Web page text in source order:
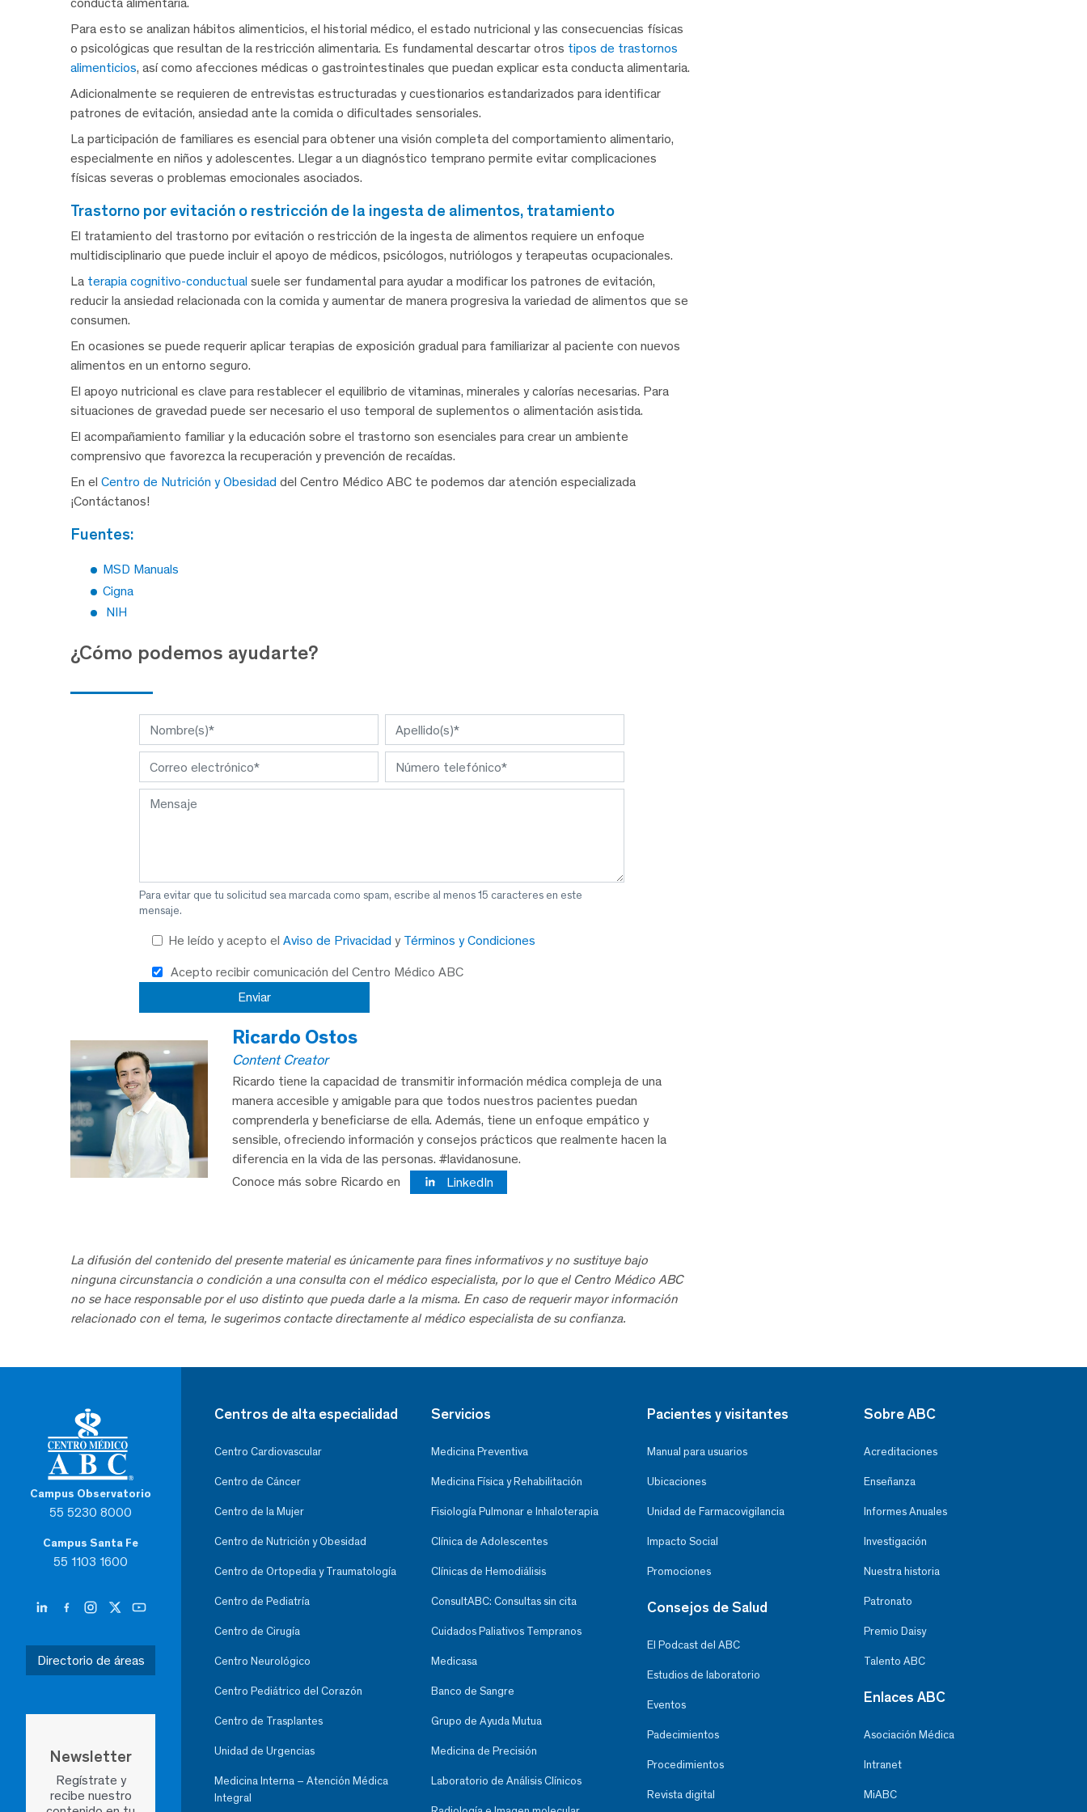
conducta alimentaria.
Para esto se analizan hábitos alimenticios, el historial médico, el estado nutricional y las consecuencias físicas
o psicológicas que resultan de la restricción alimentaria. Es fundamental descartar otros tipos de trastornos
alimenticios, así como afecciones médicas o gastrointestinales que puedan explicar esta conducta alimentaria.
Adicionalmente se requieren de entrevistas estructuradas y cuestionarios estandarizados para identificar
patrones de evitación, ansiedad ante la comida o dificultades sensoriales.
La participación de familiares es esencial para obtener una visión completa del comportamiento alimentario,
especialmente en niños y adolescentes. Llegar a un diagnóstico temprano permite evitar complicaciones
físicas severas o problemas emocionales asociados.
trastorno por evitación o restricción de la ingesta de alimentos, tratamiento
El tratamiento del trastorno por evitación o restricción de la ingesta de alimentos requiere un enfoque
multidisciplinario que puede incluir el apoyo de médicos, psicólogos, nutriólogos y terapeutas ocupacionales.
La terapia cognitivo-conductual suele ser fundamental para ayudar a modificar los patrones de evitación,
reducir la ansiedad relacionada con la comida y aumentar de manera progresiva la variedad de alimentos que se
consumen.
En ocasiones se puede requerir aplicar terapias de exposición gradual para familiarizar al paciente con nuevos
alimentos en un entorno seguro.
El apoyo nutricional es clave para restablecer el equilibrio de vitaminas, minerales y calorías necesarias. Para
situaciones de gravedad puede ser necesario el uso temporal de suplementos o alimentación asistida.
El acompañamiento familiar y la educación sobre el trastorno son esenciales para crear un ambiente
comprensivo que favorezca la recuperación y prevención de recaídas.
En el Centro de Nutrición y Obesidad del Centro Médico ABC te podemos dar atención especializada
¡Contáctanos!
fuentes:
MSD Manuals
Cigna
NIH
¿Cómo podemos ayudarte?
Para evitar que tu solicitud sea marcada como spam, escribe al menos 15 caracteres en este
mensaje.
He leído y acepto el Aviso de Privacidad y Términos y Condiciones
Acepto recibir comunicación del Centro Médico ABC
Ricardo Ostos
Content Creator
Ricardo tiene la capacidad de transmitir información médica compleja de una
manera accesible y amigable para que todos nuestros pacientes puedan
comprenderla y beneficiarse de ella. Además, tiene un enfoque empático y
sensible, ofreciendo información y consejos prácticos que realmente hacen la
diferencia en la vida de las personas. #lavidanosune.
Conoce más sobre Ricardo en
LinkedIn
La difusión del contenido del presente material es únicamente para fines informativos y no sustituye bajo
ninguna circunstancia o condición a una consulta con el médico especialista, por lo que el Centro Médico ABC
no se hace responsable por el uso distinto que pueda darle a la misma. En caso de requerir mayor información
relacionado con el tema, le sugerimos contacte directamente al médico especialista de su confianza.
Campus Observatorio
55 5230 8000
Campus Santa Fe
55 1103 1600
Directorio de áreas
Newsletter
Regístrate y
recibe nuestro
Centros de alta especialidad
Centro Cardiovascular
Centro de Cáncer
Centro de la Mujer
Centro de Nutrición y Obesidad
Centro de Ortopedia y Traumatología
Centro de Pediatría
Centro de Cirugía
Centro Neurológico
Centro Pediátrico del Corazón
Centro de Trasplantes
Unidad de Urgencias
Medicina Interna – Atención Médica
Integral
Servicios
Medicina Preventiva
Medicina Física y Rehabilitación
Fisiología Pulmonar e Inhaloterapia
Clínica de Adolescentes
Clínicas de Hemodiálisis
ConsultABC: Consultas sin cita
Cuidados Paliativos Tempranos
Medicasa
Banco de Sangre
Grupo de Ayuda Mutua
Medicina de Precisión
Laboratorio de Análisis Clínicos
Pacientes y visitantes
Manual para usuarios
Ubicaciones
Unidad de Farmacovigilancia
Impacto Social
Promociones
Consejos de Salud
El Podcast del ABC
Estudios de laboratorio
Eventos
Padecimientos
Procedimientos
Revista digital
Sobre ABC
Acreditaciones
Enseñanza
Informes Anuales
Investigación
Nuestra historia
Patronato
Premio Daisy
Talento ABC
Enlaces ABC
Asociación Médica
Intranet
MiABC